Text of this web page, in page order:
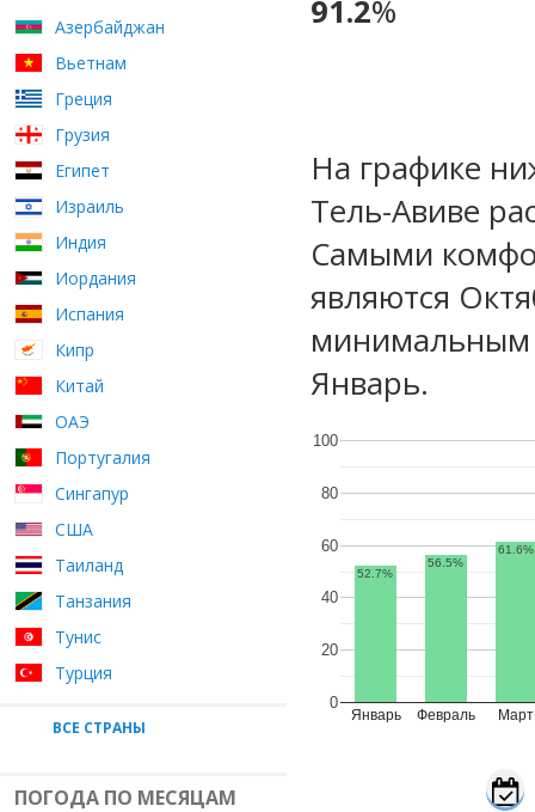
Азербайджан
Вьетнам
Греция
Грузия
Египет
Израиль
Индия
Иордания
Испания
Кипр
Китай
ОАЭ
Португалия
Сингапур
США
Таиланд
Танзания
Тунис
Турция
ВСЕ СТРАНЫ
ПОГОДА ПО МЕСЯЦАМ
91.2%
На графике
Тель-Авиве
Самыми
являются
минимальным
Январь.
Январь Февраль Март
0
20
40
60
80
100
52.7%
56.5%
61.6%